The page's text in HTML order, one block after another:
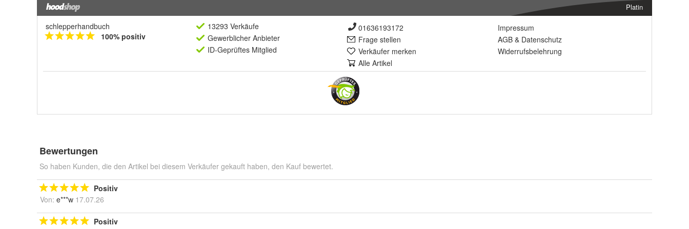
Platin
schlepperhandbuch
100% positiv
13293 Verkäufe
Gewerblicher Anbieter
ID-Geprüftes Mitglied
01636193172
Frage stellen
Verkäufer merken
Alle Artikel
Impressum
AGB & Datenschutz
Widerrufsbelehrung
Bewertungen
So haben Kunden, die den Artikel bei diesem Verkäufer gekauft haben, den Kauf bewertet.
Positiv
Von: e***w 17.07.26
Positiv